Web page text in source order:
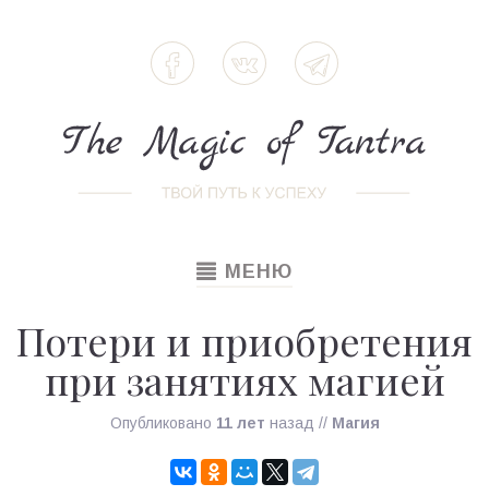
TOGGLE
МЕНЮ
Потери и приобретения
при занятиях магией
Опубликовано 11 лет назад // Магия